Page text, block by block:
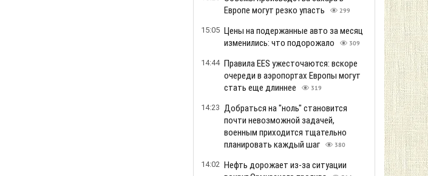
Европе могут резко упасть
299
15:05 Цены на подержанные авто за месяц
изменились: что подорожало
309
14:44 Правила EES ужесточаются: вскоре
очереди в аэропортах Европы могут
стать еще длиннее
319
14:23 Добраться на "ноль" становится
почти невозможной задачей,
военным приходится тщательно
планировать каждый шаг
380
14:02 Нефть дорожает из-за ситуации